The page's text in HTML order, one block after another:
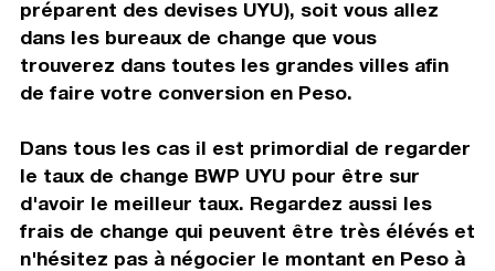
préparent des devises UYU), soit vous allez
dans les bureaux de change que vous
trouverez dans toutes les grandes villes afin
de faire votre conversion en Peso.
Dans tous les cas il est primordial de regarder
le taux de change BWP UYU pour être sur
d'avoir le meilleur taux. Regardez aussi les
frais de change qui peuvent être très élévés et
n'hésitez pas à négocier le montant en Peso à